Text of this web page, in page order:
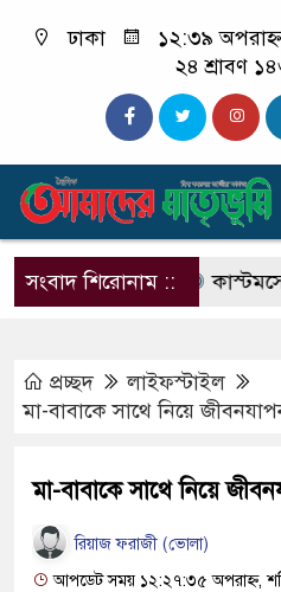
ঢাকা
১২:৩৯
২৪ শ্রাবণ
সংবাদ শিরোনাম ::
অভিযোগ কাস্টমসের
প্রচ্ছদ
লাইফস্টাইল
মা-বাবাকে সাথে নিয়ে
মা-বাবাকে সাথে নিয়ে
রিয়াজ ফরাজী (ভোলা)
আপডেট সময় ১২:২৭:৩৫ অপরাহ্ন,